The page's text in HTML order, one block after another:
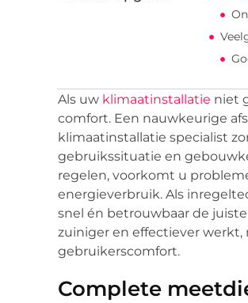
Als uw klimaatinstallatie niet
comfort. Een nauwkeurige
klimaatinstallatie specialist
gebruikssituatie en
regelen, voorkomt u
energieverbruik. Als
snel én betrouwbaar de
zuiniger en effectiever
gebruikerscomfort.
Complete